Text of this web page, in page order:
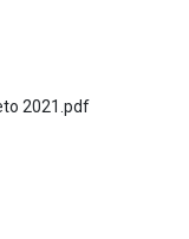
2021.pdf